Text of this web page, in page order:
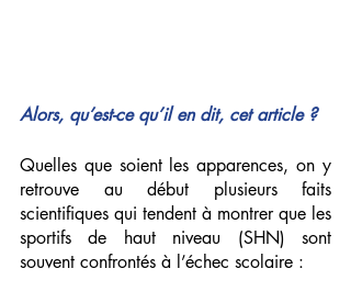
Alors, qu’est-ce qu’il en dit, cet article ?
Quelles que soient les apparences, on y
retrouve au début plusieurs faits
scientifiques qui tendent à montrer que les
sportifs de haut niveau (SHN) sont
souvent confrontés à l’échec scolaire :